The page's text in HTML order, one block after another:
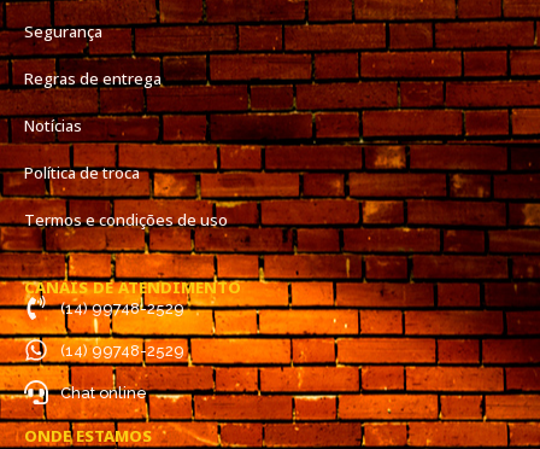
Segurança
Regras de entrega
Notícias
Política de troca
Termos e condições de uso
CANAIS DE ATENDIMENTO
(14) 99748-2529
(14) 99748-2529
Chat online
ONDE ESTAMOS